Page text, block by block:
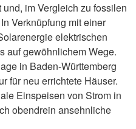
im Vergleich zu fossilen
Verknüpfung mit einer
elektrischen
auf gewöhnlichem Wege.
in Baden-Württemberg
für neu errichtete Häuser.
Einspeisen von Strom in
obendrein ansehnliche